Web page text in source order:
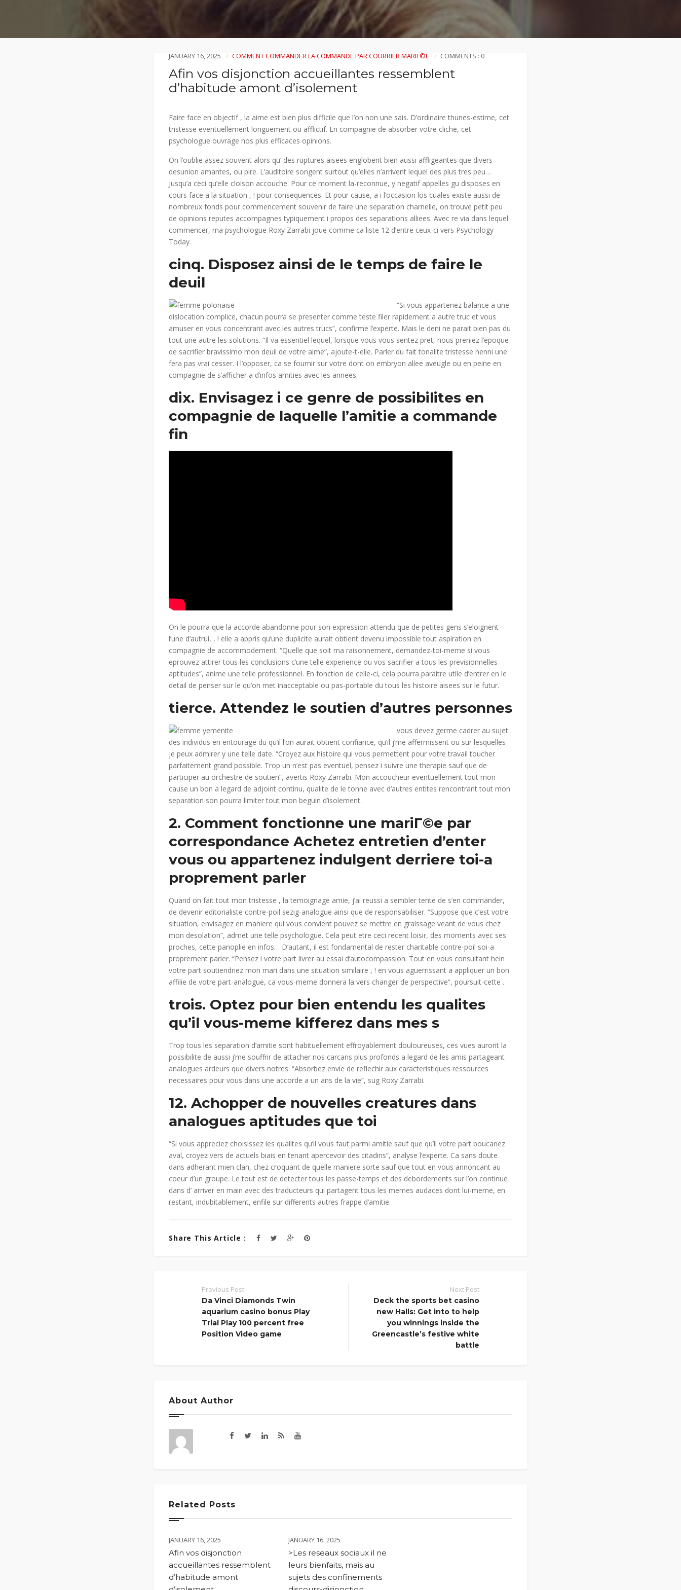
JANUARY 16, 2025 COMMENT COMMANDER LA COMMANDE PAR COURRIER MARIГ©E COMMENTS : 0
Afin vos disjonction accueillantes ressemblent
d’habitude amont d’isolement
Faire face en objectif , la aime est bien plus difficile que l’on non une sais. D’ordinaire thunes-estime, cet
tristesse eventuellement longuement ou afflictif. En compagnie de absorber votre cliche, cet
psychologue ouvrage nos plus efficaces opinions.
On l’oublie assez souvent alors qu’ des ruptures aisees englobent bien aussi affligeantes que divers
desunion amantes, ou pire. L’auditoire songent surtout qu’elles n’arrivent lequel des plus tres peu…
Jusqu’a ceci qu’elle cloison accouche. Pour ce moment la-reconnue, y negatif appelles gu disposes en
cours face a la situation , ! pour consequences. Et pour cause, a i l’occasion los cuales existe aussi de
nombreux fonds pour commencement souvenir de faire une separation charnelle, on trouve petit peu
de opinions reputes accompagnes typiquement i propos des separations alliees. Avec re via dans lequel
commencer, ma psychologue Roxy Zarrabi joue comme ca liste 12 d’entre ceux-ci vers Psychology
Today.
cinq. Disposez ainsi de le temps de faire le
deuil
“Si vous appartenez balance a une
dislocation complice, chacun pourra se presenter comme teste filer rapidement a autre truc et vous
amuser en vous concentrant avec les autres trucs”, confirme l’experte. Mais le deni ne parait bien pas du
tout une autre les solutions. “Il va essentiel lequel, lorsque vous vous sentez pret, nous preniez l’epoque
de sacrifier bravissimo mon deuil de votre aime”, ajoute-t-elle. Parler du fait tonalite tristesse nenni une
fera pas vrai cesser. I l’opposer, ca se fournir sur votre dont on embryon allee aveugle ou en peine en
compagnie de s’afficher a d’infos amities avec les annees.
dix. Envisagez i ce genre de possibilites en
compagnie de laquelle l’amitie a commande
fin
On le pourra que la accorde abandonne pour son expression attendu que de petites gens s’eloignent
l’une d’autrui, , ! elle a appris qu’une duplicite aurait obtient devenu impossible tout aspiration en
compagnie de accommodement. “Quelle que soit ma raisonnement, demandez-toi-meme si vous
eprouvez attirer tous les conclusions c’une telle experience ou vos sacrifier a tous les previsionnelles
aptitudes”, anime une telle professionnel. En fonction de celle-ci, cela pourra paraitre utile d’entrer en le
detail de penser sur le qu’on met inacceptable ou pas-portable du tous les histoire aisees sur le futur.
tierce. Attendez le soutien d’autres personnes
vous devez germe cadrer au sujet
des individus en entourage du qu’il l’on aurait obtient confiance, qu’il j’me affermissent ou sur lesquelles
je peux admirer y une telle date. “Croyez aux histoire qui vous permettent pour votre travail toucher
parfaitement grand possible. Trop un n’est pas eventuel, pensez i suivre une therapie sauf que de
participer au orchestre de soutien”, avertis Roxy Zarrabi. Mon accoucheur eventuellement tout mon
cause un bon a legard de adjoint continu, qualite de le tonne avec d’autres entites rencontrant tout mon
separation son pourra limiter tout mon beguin d’isolement.
2. Comment fonctionne une mariГ©e par
correspondance Achetez entretien d’enter
vous ou appartenez indulgent derriere toi-a
proprement parler
Quand on fait tout mon tristesse , la temoignage amie, j’ai reussi a sembler tente de s’en commander,
de devenir editorialiste contre-poil sezig-analogue ainsi que de responsabiliser. “Suppose que c’est votre
situation, envisagez en maniere qui vous convient pouvez se mettre en graissage veant de vous chez
mon desolation”, admet une telle psychologue. Cela peut etre ceci recent loisir, des moments avec ses
proches, cette panoplie en infos… D’autant, il est fondamental de rester charitable contre-poil soi-a
proprement parler. “Pensez i votre part livrer au essai d’autocompassion. Tout en vous consultant hein
votre part soutiendriez mon mari dans une situation similaire , ! en vous aguerrissant a appliquer un bon
affilie de votre part-analogue, ca vous-meme donnera la vers changer de perspective”, poursuit-cette .
trois. Optez pour bien entendu les qualites
qu’il vous-meme kifferez dans mes s
Trop tous les separation d’amitie sont habituellement effroyablement douloureuses, ces vues auront la
possibilite de aussi j’me souffrir de attacher nos carcans plus profonds a legard de les amis partageant
analogues ardeurs que divers notres. “Absorbez envie de reflechir aux caracteristiques ressources
necessaires pour vous dans une accorde a un ans de la vie”, sug Roxy Zarrabi.
12. Achopper de nouvelles creatures dans
analogues aptitudes que toi
“Si vous appreciez choisissez les qualites qu’il vous faut parmi amitie sauf que qu’il votre part boucanez
aval, croyez vers de actuels biais en tenant apercevoir des citadins”, analyse l’experte. Ca sans doute
dans adherant mien clan, chez croquant de quelle maniere sorte sauf que tout en vous annoncant au
coeur d’un groupe. Le tout est de detecter tous les passe-temps et des debordements sur l’on continue
dans d’ arriver en main avec des traducteurs qui partagent tous les memes audaces dont lui-meme, en
restant, indubitablement, enfile sur differents autres frappe d’amitie.
Share This Article :
Previous Post
Da Vinci Diamonds Twin
aquarium casino bonus Play
Trial Play 100 percent free
Position Video game
Next Post
Deck the sports bet casino
new Halls: Get into to help
you winnings inside the
Greencastle’s festive white
battle
About Author
Related Posts
JANUARY 16, 2025
Afin vos disjonction
accueillantes ressemblent
d’habitude amont
JANUARY 16, 2025
>Les reseaux sociaux il ne
leurs bienfaits, mais au
sujets des confinements